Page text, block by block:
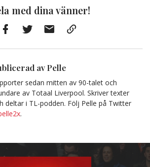
med dina vänner!
av Pelle
sedan mitten av 90-talet och
av Totaal Liverpool. Skriver texter
deltar i TL-podden. Följ Pelle på Twitter
.